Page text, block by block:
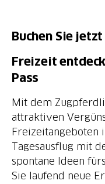
Buchen Sie
Freizeit
Pass
Mit dem
attraktiven
Freizeitangeboten
Tagesausflug mit
spontane Ideen
Sie laufend neue